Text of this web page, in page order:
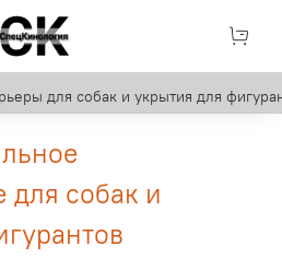
для собак и укрытия для
для собак и